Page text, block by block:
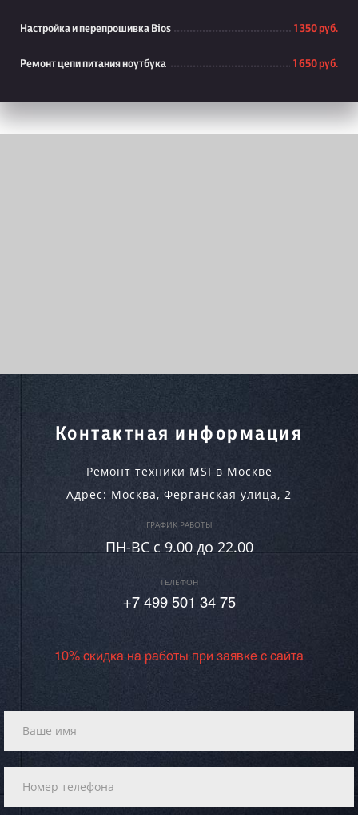
Настройка и перепрошивка Bios 1 350 руб.
Ремонт цепи питания ноутбука 1 650 руб.
Контактная информация
Ремонт техники MSI в Москве
Адрес: Москва, Ферганская улица, 2
ГРАФИК РАБОТЫ
ПН-ВC c 9.00 до 22.00
ТЕЛЕФОН
+7 499 501 34 75
10% скидка на работы при заявке с сайта